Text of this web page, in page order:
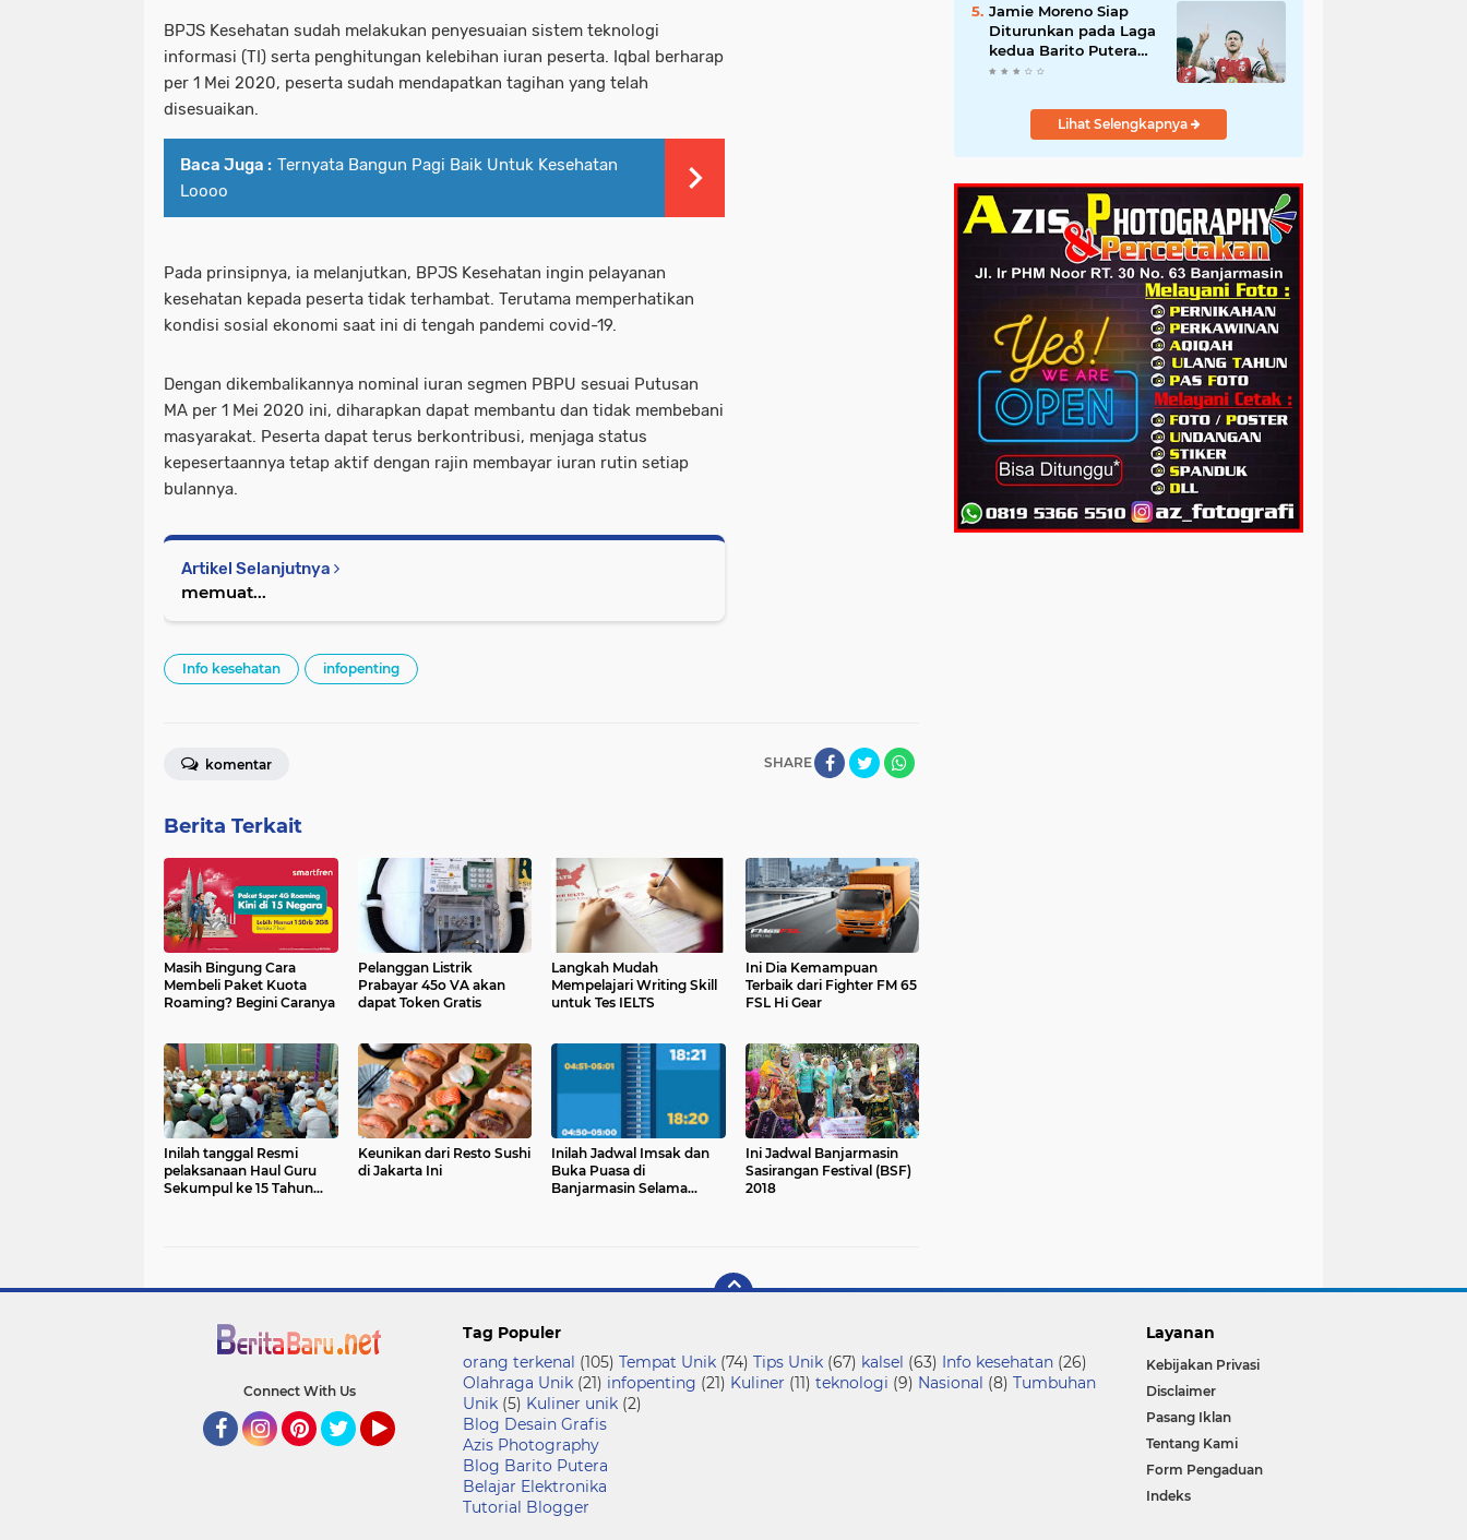
BPJS Kesehatan sudah melakukan penyesuaian sistem teknologi
informasi (TI) serta penghitungan kelebihan iuran peserta. Iqbal berharap
per 1 Mei 2020, peserta sudah mendapatkan tagihan yang telah
disesuaikan.
Baca Juga : Ternyata Bangun Pagi Baik Untuk Kesehatan
Loooo
Pada prinsipnya, ia melanjutkan, BPJS Kesehatan ingin pelayanan
kesehatan kepada peserta tidak terhambat. Terutama memperhatikan
kondisi sosial ekonomi saat ini di tengah pandemi covid-19.
Dengan dikembalikannya nominal iuran segmen PBPU sesuai Putusan
MA per 1 Mei 2020 ini, diharapkan dapat membantu dan tidak membebani
masyarakat. Peserta dapat terus berkontribusi, menjaga status
kepesertaannya tetap aktif dengan rajin membayar iuran rutin setiap
bulannya.
Artikel Selanjutnya
memuat...
Info kesehatan infopenting
SHARE
komentar
Berita Terkait
Masih Bingung Cara
Membeli Paket Kuota
Roaming? Begini Caranya
Pelanggan Listrik
Prabayar 45o VA akan
dapat Token Gratis
Langkah Mudah
Mempelajari Writing Skill
untuk Tes IELTS
Ini Dia Kemampuan
Terbaik dari Fighter FM 65
FSL Hi Gear
Inilah tanggal Resmi
pelaksanaan Haul Guru
Sekumpul ke 15 Tahun
Keunikan dari Resto Sushi
di Jakarta Ini
Inilah Jadwal Imsak dan
Buka Puasa di
Banjarmasin Selama
Ini Jadwal Banjarmasin
Sasirangan Festival (BSF)
2018
Sleman
Jamie Moreno Siap
Diturunkan pada Laga
kedua Barito Putera
VS Deltras
Lihat Selengkapnya
Connect With Us
Tag Populer
orang terkenal (105) Tempat Unik (74) Tips Unik (67) kalsel (63) Info kesehatan (26)
Olahraga Unik (21) infopenting (21) Kuliner (11) teknologi (9) Nasional (8) Tumbuhan
Unik (5) Kuliner unik (2)
Blog Desain Grafis
Azis Photography
Blog Barito Putera
Belajar Elektronika
Tutorial Blogger
Layanan
Kebijakan Privasi
Disclaimer
Pasang Iklan
Tentang Kami
Form Pengaduan
Indeks